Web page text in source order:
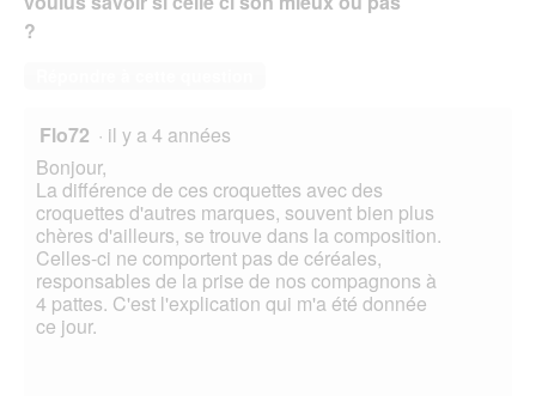
?
Flo72 · il y a 4 années
Bonjour,
La différence de ces croquettes avec des
croquettes d'autres marques, souvent bien plus
chères d'ailleurs, se trouve dans la composition.
Celles-ci ne comportent pas de céréales,
responsables de la prise de nos compagnons à
4 pattes. C'est l'explication qui m'a été donnée
ce jour.